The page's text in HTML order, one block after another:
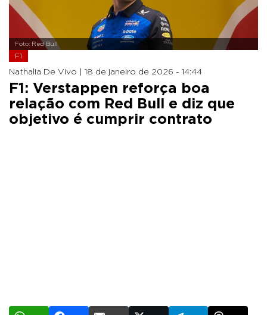
Foto: Red Bull
F1
Nathalia De Vivo | 18 de janeiro de 2026 - 14:44
F1: Verstappen reforça boa
relação com Red Bull e diz que
objetivo é cumprir contrato